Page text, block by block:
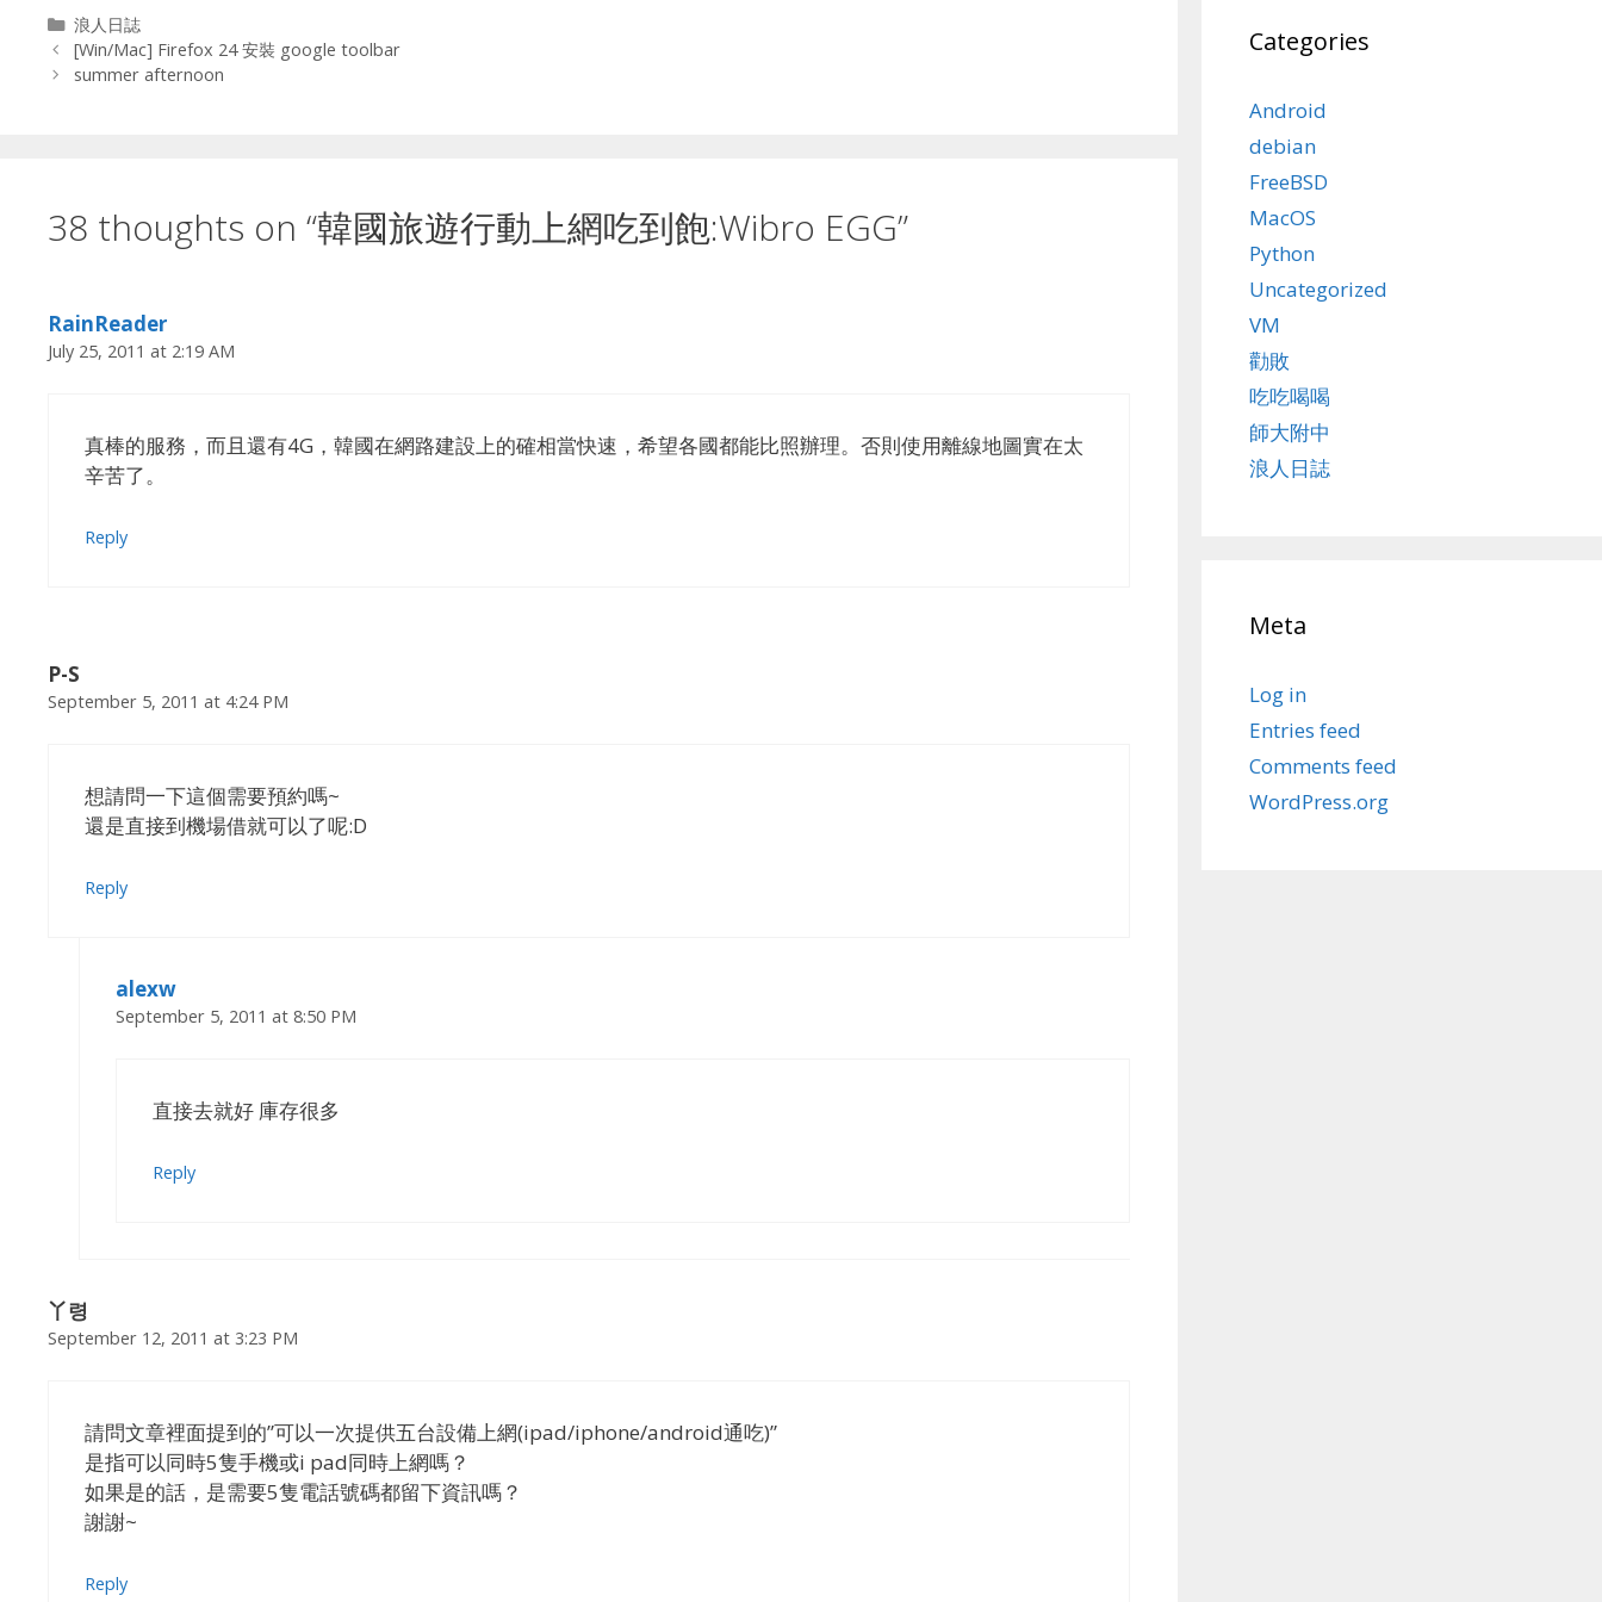
Categories
浪人日誌
[Win/Mac] Firefox 24 安裝 google toolbar
summer afternoon
38 thoughts on “韓國旅遊行動上網吃到飽:Wibro EGG”
RainReader
July 25, 2011 at 2:19 AM
真棒的服務，而且還有4G，韓國在網路建設上的確相當快速，希望各國都能比照辦理。否則使用離線地圖實在太
辛苦了。
Reply
P-S
September 5, 2011 at 4:24 PM
想請問一下這個需要預約嗎~
還是直接到機場借就可以了呢:D
Reply
alexw
September 5, 2011 at 8:50 PM
直接去就好 庫存很多
Reply
丫령
September 12, 2011 at 3:23 PM
請問文章裡面提到的”可以一次提供五台設備上網(ipad/iphone/android通吃)”
是指可以同時5隻手機或i pad同時上網嗎？
如果是的話，是需要5隻電話號碼都留下資訊嗎？
謝謝~
Reply
Categories
Android
debian
FreeBSD
MacOS
Python
Uncategorized
VM
勸敗
吃吃喝喝
師大附中
浪人日誌
Meta
Log in
Entries feed
Comments feed
WordPress.org